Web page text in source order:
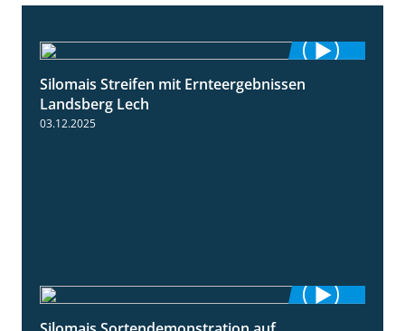
11:01
Silomais Streifen mit Ernteergebnissen
Landsberg Lech
03.12.2025